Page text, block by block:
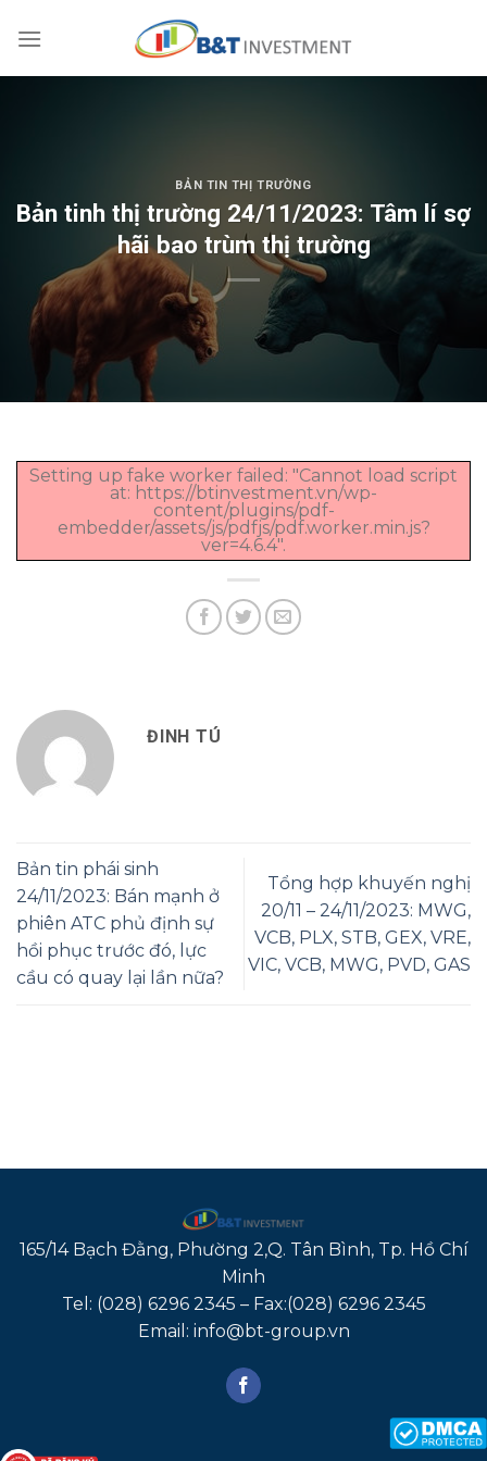
BẢN TIN THỊ TRƯỜNG
Bản tinh thị trường 24/11/2023: Tâm lí sợ
hãi bao trùm thị trường
Setting up fake worker failed: "Cannot load script
at: https://btinvestment.vn/wp-
content/plugins/pdf-
embedder/assets/js/pdfjs/pdf.worker.min.js?
ver=4.6.4".
ĐINH TÚ
Bản tin phái sinh
24/11/2023: Bán mạnh ở
phiên ATC phủ định sự
hồi phục trước đó, lực
cầu có quay lại lần nữa?
Tổng hợp khuyến nghị
20/11 – 24/11/2023: MWG,
VCB, PLX, STB, GEX, VRE,
VIC, VCB, MWG, PVD, GAS
165/14 Bạch Đằng, Phường 2,Q. Tân Bình, Tp. Hồ Chí
Minh
Tel: (028) 6296 2345 – Fax:(028) 6296 2345
Email: info@bt-group.vn